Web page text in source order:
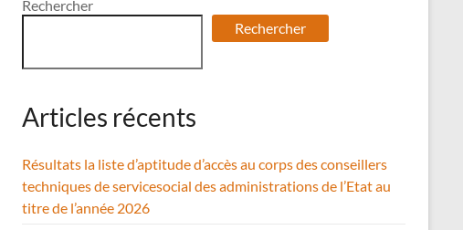
Rechercher
Rechercher
Articles récents
Résultats la liste d’aptitude d’accès au corps des conseillers
techniques de servicesocial des administrations de l’Etat au
titre de l’année 2026